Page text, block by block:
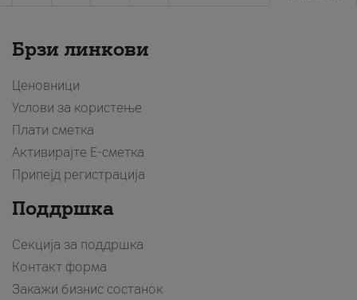
Брзи линкови
Ценовници
Услови за користење
Плати сметка
Активирајте Е-сметка
Припејд регистрација
Поддршка
Секција за поддршка
Контакт форма
Закажи бизнис состанок